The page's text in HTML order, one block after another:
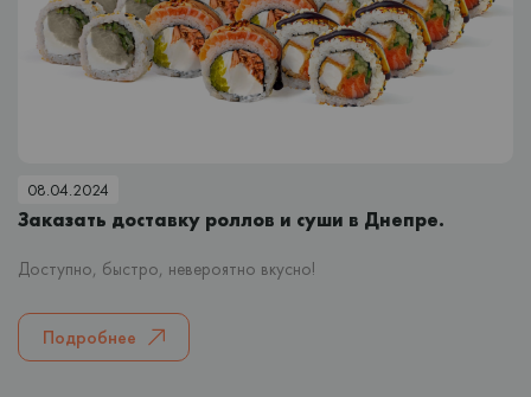
08.04.2024
Заказать доставку роллов и суши в Днепре.
Доступно, быстро, невероятно вкусно!
Подробнее